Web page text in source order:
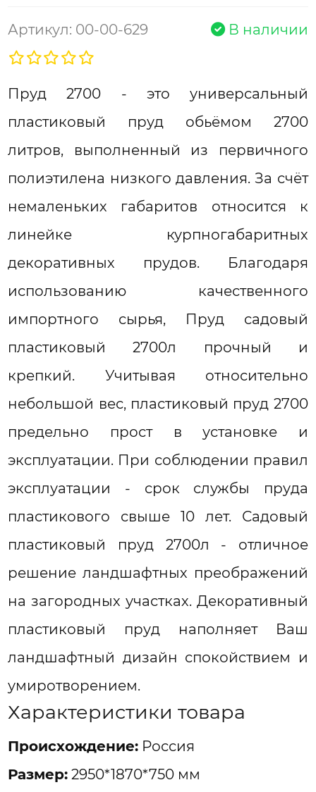
Артикул: 00-00-629 В наличии
Пруд 2700 - это универсальный
пластиковый пруд обьёмом 2700
литров, выполненный из первичного
полиэтилена низкого давления. За счёт
немаленьких габаритов относится к
линейке курпногабаритных
декоративных прудов. Благодаря
использованию качественного
импортного сырья, Пруд садовый
пластиковый 2700л прочный и
крепкий. Учитывая относительно
небольшой вес, пластиковый пруд 2700
предельно прост в установке и
эксплуатации. При соблюдении правил
эксплуатации - срок службы пруда
пластикового свыше 10 лет. Садовый
пластиковый пруд 2700л - отличное
решение ландшафтных преображений
на загородных участках. Декоративный
пластиковый пруд наполняет Ваш
ландшафтный дизайн спокойствием и
умиротворением.
Характеристики товара
Проиcхождение: Россия
Размер: 2950*1870*750 мм